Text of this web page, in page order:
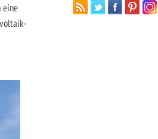
eine